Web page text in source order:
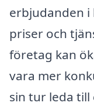
erbjudanden i
priser och
företag kan
vara mer
sin tur leda